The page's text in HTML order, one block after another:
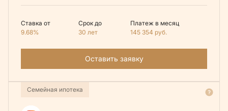
Ставка от
9.68%
Срок до
30 лет
Платеж в месяц
145 354 руб.
Оставить заявку
Семейная ипотека